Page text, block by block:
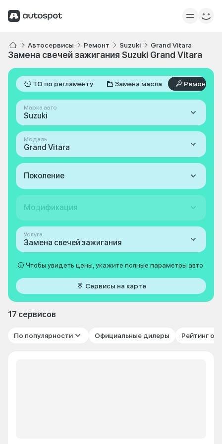
Автосервисы Ремонт Suzuki Grand Vitara
Замена свечей зажигания Suzuki Grand Vitara
ТО по регламенту Замена масла Ремонт
Марка авто
Suzuki
Модель
Grand Vitara
Поколение
Модификация
Услуга
Замена свечей зажигания
Чтобы увидеть цены, укажите полные параметры авто
Сервисы на карте
17 сервисов
По популярности Официальные дилеры Рейтинг